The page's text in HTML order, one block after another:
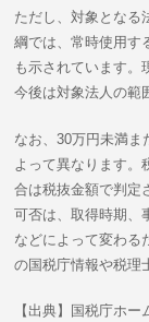
ただし、対象となる
綱では、常時使用す
も示されています。
今後は対象法人の範
なお、30万円未満ま
よって異なります。
合は税抜金額で判定
可否は、取得時期、
などによって変わる
の国税庁情報や税理
【出典】国税庁ホー